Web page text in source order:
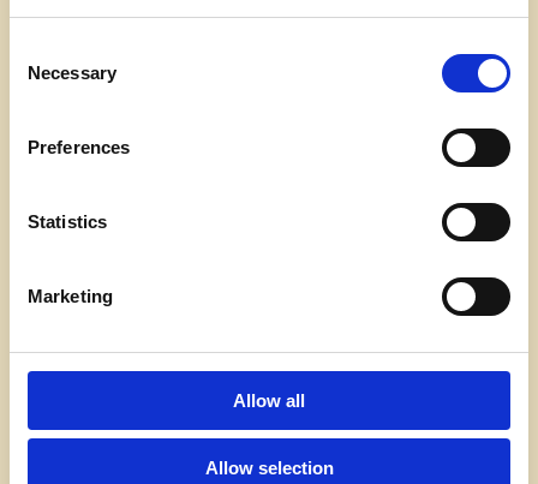
Selection
Necessary
Preferences
Statistics
Marketing
Allow all
Allow selection
PAVLOVA
pistacie praliné & hindbær